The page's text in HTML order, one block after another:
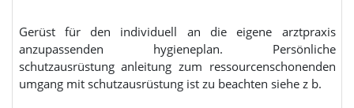
Gerüst für den individuell an die eigene arztpraxis
anzupassenden hygieneplan. Persönliche
schutzausrüstung anleitung zum ressourcenschonenden
umgang mit schutzausrüstung ist zu beachten siehe z b.